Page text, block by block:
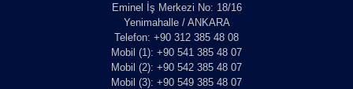
Eminel İş Merkezi No: 18/16
Yenimahalle / ANKARA
Telefon: +90 312 385 48 08
Mobil (1): +90 541 385 48 07
Mobil (2): +90 542 385 48 07
Mobil (3): +90 549 385 48 07